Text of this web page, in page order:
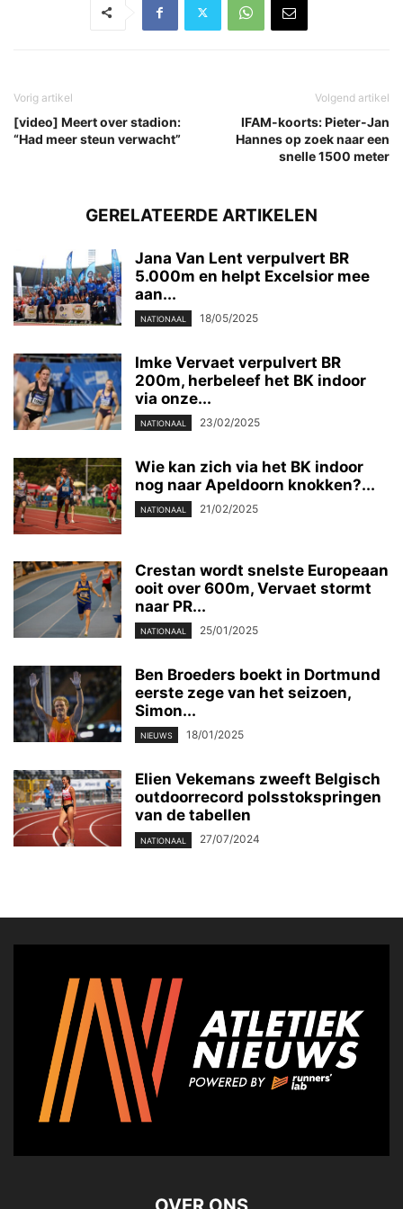
Vorig artikel
[video] Meert over stadion:
“Had meer steun verwacht”
Volgend artikel
IFAM-koorts: Pieter-Jan
Hannes op zoek naar een
snelle 1500 meter
GERELATEERDE ARTIKELEN
Jana Van Lent verpulvert BR
5.000m en helpt Excelsior mee
aan...
NATIONAAL 18/05/2025
Imke Vervaet verpulvert BR
200m, herbeleef het BK indoor
via onze...
NATIONAAL 23/02/2025
Wie kan zich via het BK indoor
nog naar Apeldoorn knokken?...
NATIONAAL 21/02/2025
Crestan wordt snelste Europeaan
ooit over 600m, Vervaet stormt
naar PR...
NATIONAAL 25/01/2025
Ben Broeders boekt in Dortmund
eerste zege van het seizoen,
Simon...
NIEUWS 18/01/2025
Elien Vekemans zweeft Belgisch
outdoorrecord polsstokspringen
van de tabellen
NATIONAAL 27/07/2024